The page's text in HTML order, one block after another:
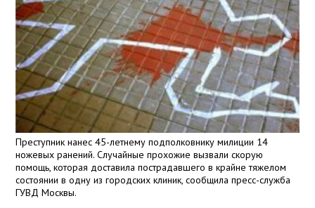
Преступник нанес 45-летнему подполковнику милиции 14
ножевых ранений. Случайные прохожие вызвали скорую
помощь, которая доставила пострадавшего в крайне тяжелом
состоянии в одну из городских клиник, сообщила пресс-служба
ГУВД Москвы.